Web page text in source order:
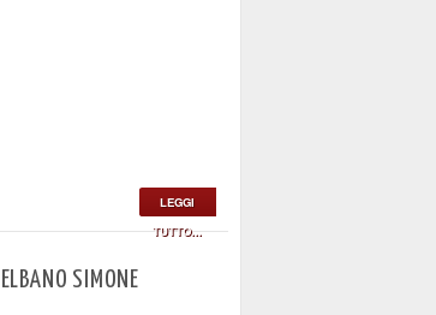
LEGGI
TUTTO...
SIMONE